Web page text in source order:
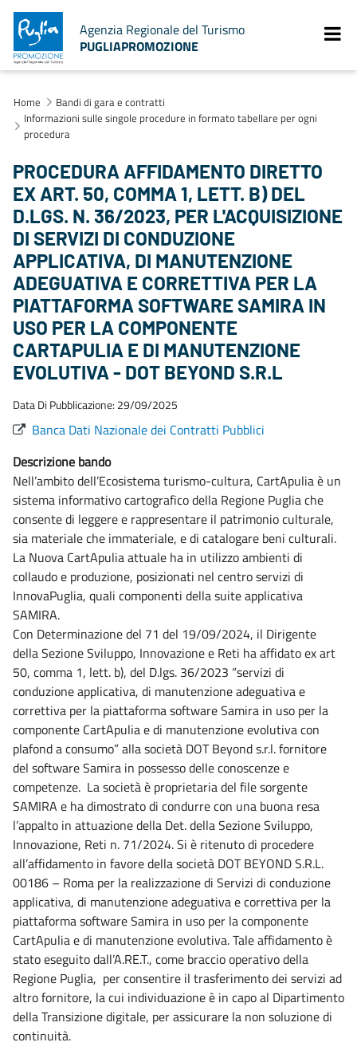
Agenzia Regionale del Turismo
PUGLIAPROMOZIONE
Home
Bandi di gara e contratti
Informazioni sulle singole procedure in formato tabellare per ogni
procedura
PROCEDURA AFFIDAMENTO DIRETTO
EX ART. 50, COMMA 1, LETT. B) DEL
D.LGS. N. 36/2023, PER L'ACQUISIZIONE
DI SERVIZI DI CONDUZIONE
APPLICATIVA, DI MANUTENZIONE
ADEGUATIVA E CORRETTIVA PER LA
PIATTAFORMA SOFTWARE SAMIRA IN
USO PER LA COMPONENTE
CARTAPULIA E DI MANUTENZIONE
EVOLUTIVA - DOT BEYOND S.R.L
Data Di Pubblicazione: 29/09/2025
Banca Dati Nazionale dei Contratti Pubblici
Descrizione bando
Nell’ambito dell’Ecosistema turismo-cultura, CartApulia è un
sistema informativo cartografico della Regione Puglia che
consente di leggere e rappresentare il patrimonio culturale,
sia materiale che immateriale, e di catalogare beni culturali.
La Nuova CartApulia attuale ha in utilizzo ambienti di
collaudo e produzione, posizionati nel centro servizi di
InnovaPuglia, quali componenti della suite applicativa
SAMIRA.
Con Determinazione del 71 del 19/09/2024, il Dirigente
della Sezione Sviluppo, Innovazione e Reti ha affidato ex art
50, comma 1, lett. b), del D.lgs. 36/2023 “servizi di
conduzione applicativa, di manutenzione adeguativa e
correttiva per la piattaforma software Samira in uso per la
componente CartApulia e di manutenzione evolutiva con
plafond a consumo” alla società DOT Beyond s.r.l. fornitore
del software Samira in possesso delle conoscenze e
competenze. La società è proprietaria del file sorgente
SAMIRA e ha dimostrato di condurre con una buona resa
l’appalto in attuazione della Det. della Sezione Sviluppo,
Innovazione, Reti n. 71/2024. Si è ritenuto di procedere
all’affidamento in favore della società DOT BEYOND S.R.L.
00186 – Roma per la realizzazione di Servizi di conduzione
applicativa, di manutenzione adeguativa e correttiva per la
piattaforma software Samira in uso per la componente
CartApulia e di manutenzione evolutiva. Tale affidamento è
stato eseguito dall’A.RE.T., come braccio operativo della
Regione Puglia, per consentire il trasferimento dei servizi ad
altro fornitore, la cui individuazione è in capo al Dipartimento
della Transizione digitale, per assicurare la non soluzione di
continuità.